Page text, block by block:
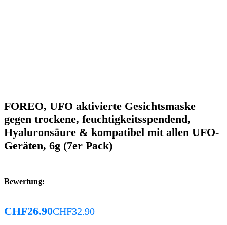
FOREO, UFO aktivierte Gesichtsmaske
gegen trockene, feuchtigkeitsspendend,
Hyaluronsäure & kompatibel mit allen UFO-
Geräten, 6g (7er Pack)
Bewertung:
CHF26.90CHF32.90